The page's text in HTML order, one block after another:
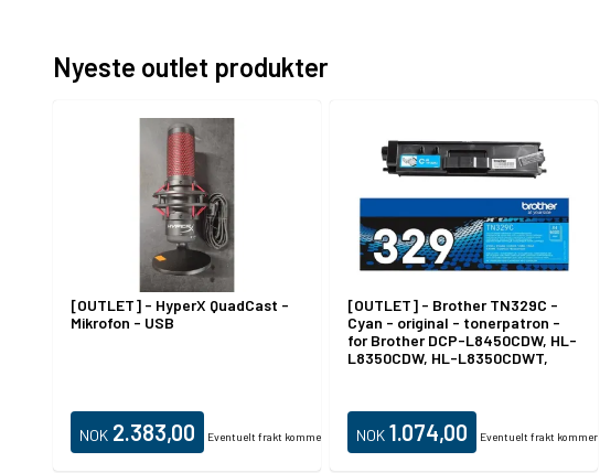
Nyeste outlet produkter
[OUTLET] - HyperX QuadCast -
Mikrofon - USB
NOK 2.383,00 Eventuelt frakt kommer i tillegg.
[OUTLET] - Brother TN329C -
Cyan - original - tonerpatron -
for Brother DCP-L8450CDW, HL-
L8350CDW, HL-L8350CDWT,
NOK 1.074,00 Eventuelt frakt